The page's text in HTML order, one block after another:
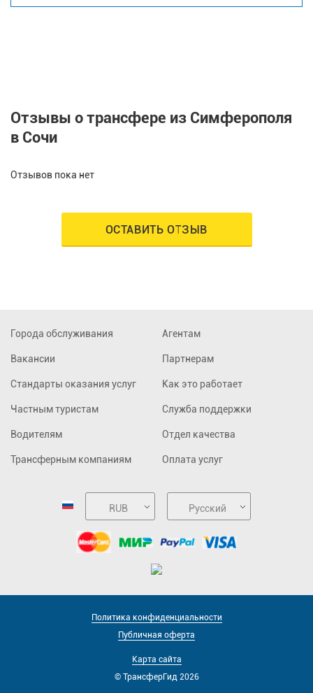
Отзывы о трансфере из Симферополя
в Сочи
Отзывов пока нет
ОСТАВИТЬ ОТЗЫВ
Города обслуживания
Вакансии
Стандарты оказания услуг
Частным туристам
Водителям
Трансферным компаниям
Агентам
Партнерам
Как это работает
Служба поддержки
Отдел качества
Оплата услуг
RUB Русский
Политика конфиденциальности
Публичная оферта
Карта сайта
© ТрансферГид 2026